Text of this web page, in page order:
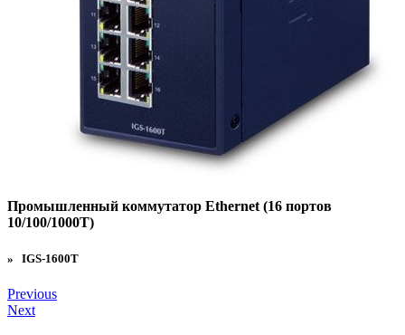
Промышленный коммутатор Ethernet (16 портов
10/100/1000T)
» IGS-1600T
Previous
Next